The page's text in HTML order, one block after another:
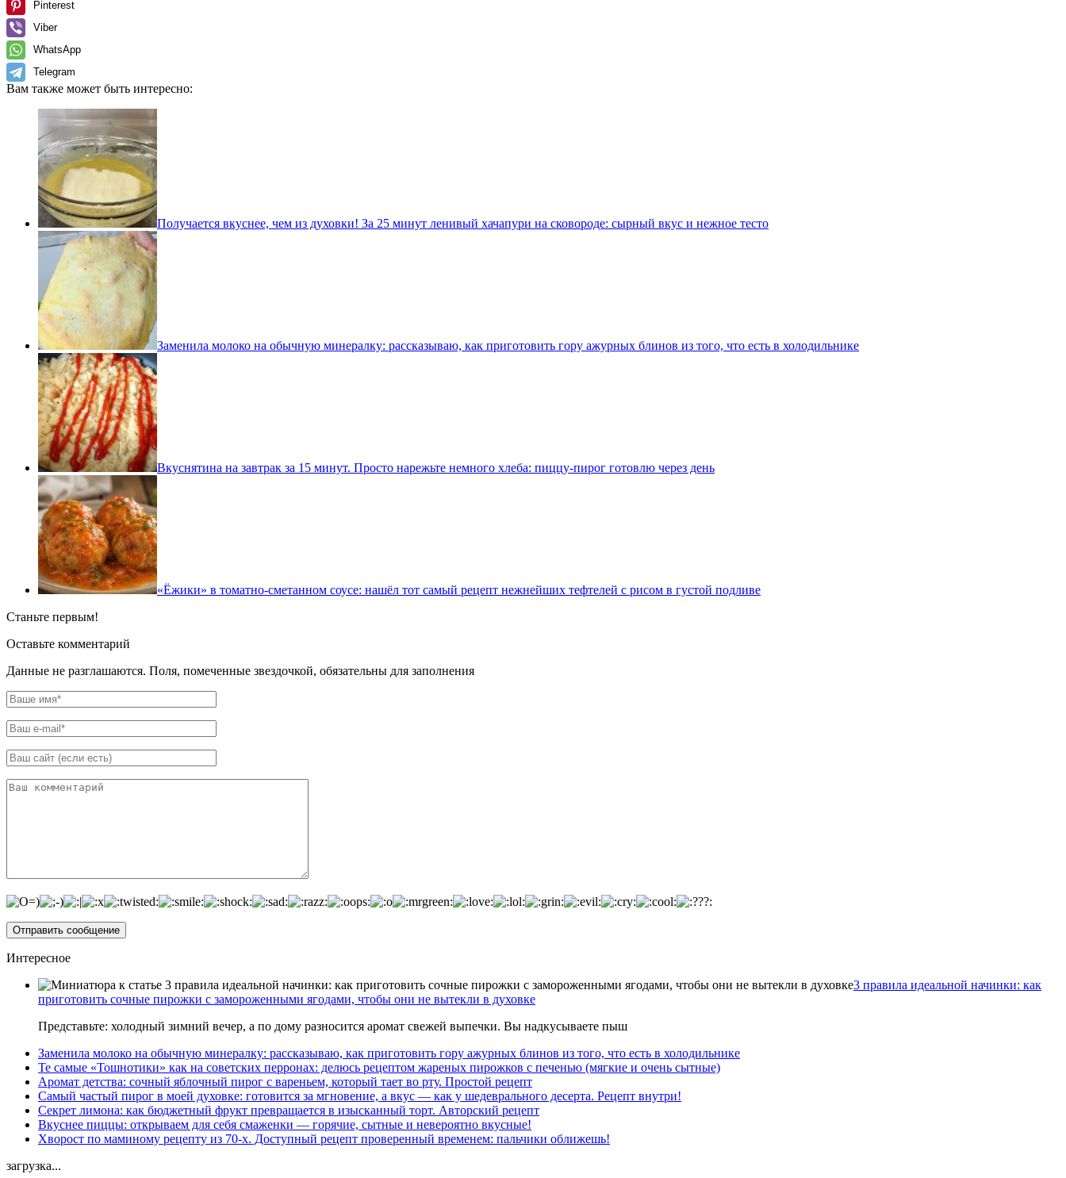
Pinterest
Viber
WhatsApp
Telegram
Вам также может быть интересно:
Получается вкуснее, чем из духовки! За 25 минут ленивый хачапури на сковороде: сырный вкус и нежное тесто
Заменила молоко на обычную минералку: рассказываю, как приготовить гору ажурных блинов из того, что есть в холодильнике
Вкуснятина на завтрак за 15 минут. Просто нарежьте немного хлеба: пиццу-пирог готовлю через день
«Ёжики» в томатно-сметанном соусе: нашёл тот самый рецепт нежнейших тефтелей с рисом в густой подливе
Станьте первым!
Оставьте комментарий
Данные не разглашаются. Поля, помеченные звездочкой, обязательны для заполнения
Интересное
3 правила идеальной начинки: как
приготовить сочные пирожки с замороженными ягодами, чтобы они не вытекли в духовке
Представьте: холодный зимний вечер, а по дому разносится аромат свежей выпечки. Вы надкусываете пыш
Заменила молоко на обычную минералку: рассказываю, как приготовить гору ажурных блинов из того, что есть в холодильнике
Те самые «Тошнотики» как на советских перронах: делюсь рецептом жареных пирожков с печенью (мягкие и очень сытные)
Аромат детства: сочный яблочный пирог с вареньем, который тает во рту. Простой рецепт
Самый частый пирог в моей духовке: готовится за мгновение, а вкус — как у шедеврального десерта. Рецепт внутри!
Секрет лимона: как бюджетный фрукт превращается в изысканный торт. Авторский рецепт
Вкуснее пиццы: открываем для себя смаженки — горячие, сытные и невероятно вкусные!
Хворост по маминому рецепту из 70-х. Доступный рецепт проверенный временем: пальчики оближешь!
загрузка...